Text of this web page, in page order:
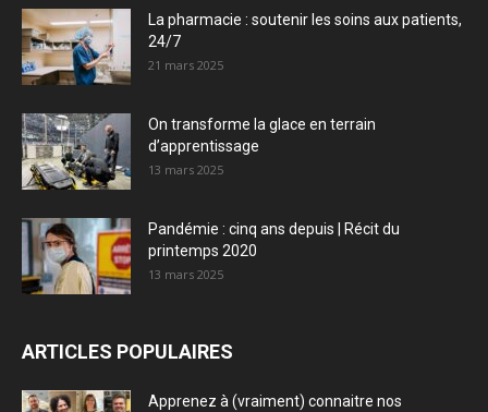
La pharmacie : soutenir les soins aux patients,
24/7
21 mars 2025
On transforme la glace en terrain
d’apprentissage
13 mars 2025
Pandémie : cinq ans depuis | Récit du
printemps 2020
13 mars 2025
ARTICLES POPULAIRES
Apprenez à (vraiment) connaitre nos